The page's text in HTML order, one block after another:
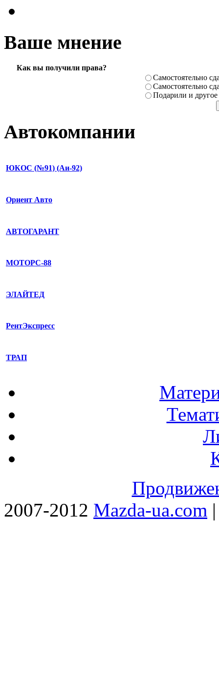
Ваше мнение
Как вы получили права?
Самостоя­тельно
Самостоя­тельно
Подарили­ и другое
Автокомпании
ЮКОС (№91) (Аи-92)
Ориент Aвто
АВТОГАРАНТ
МОТОРС-88
ЭЛАЙТЕД
РентЭкспресс
ТРАП
2007-2012 Mazda-ua.com